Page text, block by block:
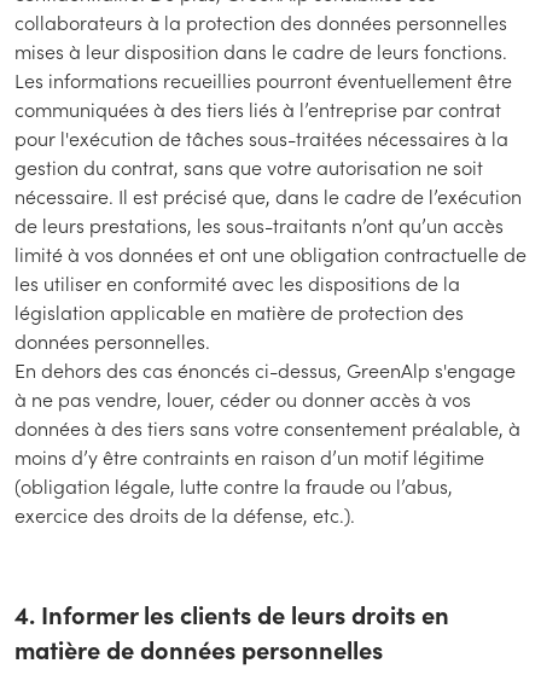
collaborateurs à la protection des données personnelles
mises à leur disposition dans le cadre de leurs fonctions.
Les informations recueillies pourront éventuellement être
communiquées à des tiers liés à l’entreprise par contrat
pour l'exécution de tâches sous-traitées nécessaires à la
gestion du contrat, sans que votre autorisation ne soit
nécessaire. Il est précisé que, dans le cadre de l’exécution
de leurs prestations, les sous-traitants n’ont qu’un accès
limité à vos données et ont une obligation contractuelle de
les utiliser en conformité avec les dispositions de la
législation applicable en matière de protection des
données personnelles.
En dehors des cas énoncés ci-dessus, GreenAlp s'engage
à ne pas vendre, louer, céder ou donner accès à vos
données à des tiers sans votre consentement préalable, à
moins d’y être contraints en raison d’un motif légitime
(obligation légale, lutte contre la fraude ou l’abus,
exercice des droits de la défense, etc.).
4. Informer les clients de leurs droits en
matière de données personnelles